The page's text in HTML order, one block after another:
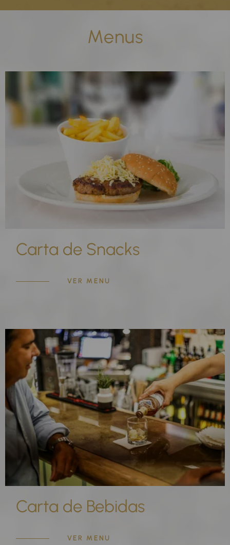
Menus
Carta de Snacks
VER MENU
Carta de Bebidas
VER MENU